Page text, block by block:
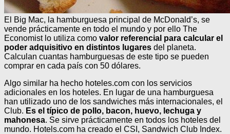
El Big Mac, la hamburguesa principal de McDonald’s, se
vende prácticamente en todo el mundo y por ello The
Economist lo utiliza como valor referencial para calcular el
poder adquisitivo en distintos lugares del planeta.
Calculan cuantas hamburguesas de este tipo se pueden
comprar en cada país con 50 dólares.
Algo similar ha hecho hoteles.com con los servicios
adicionales en los hoteles. En lugar de una hamburguesa
han utilizado uno de los sandwiches más internacionales, el
Club. Es el típico de pollo, bacon, huevo, lechuga y
mahonesa. Se sirve prácticamente en todos los hoteles del
mundo. Hotels.com ha creado el CSI, Sandwich Club Index.